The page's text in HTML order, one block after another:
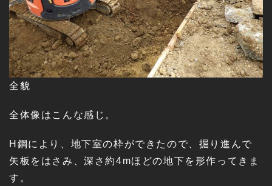
全貌
全体像はこんな感じ。
H鋼により、地下室の枠ができたので、掘り進んで
矢板をはさみ、深さ約4mほどの地下を形作ってきま
す。